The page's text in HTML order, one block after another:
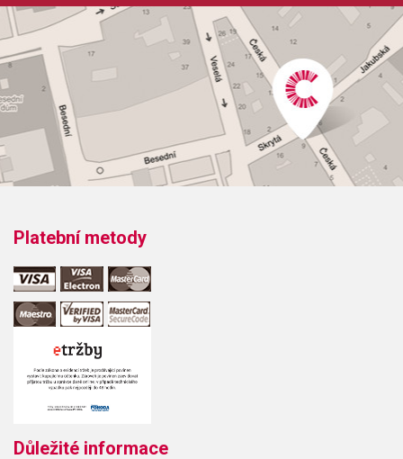
FOGGY DAYFASCINATING RHYTHMI´VE GOT A CRUSH ON
YOU´S WONDERFULHOW LONG HAS THIS BEEN GOING
ONNICE WORK IF YOU CAN GET ITSOMEONE TO WATCH
OVER MESTRIKE UP THE BAND
Platební metody
Důležité informace